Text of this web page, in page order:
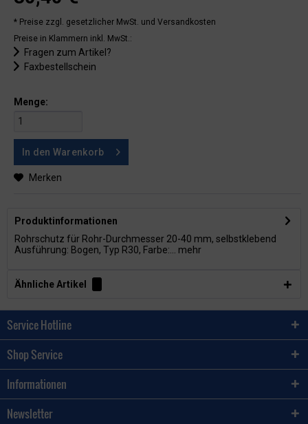
* Preise zzgl. gesetzlicher MwSt. und Versandkosten
Preise in Klammern inkl. MwSt.:
Fragen zum Artikel?
Faxbestellschein
Menge:
In den Warenkorb
Merken
Produktinformationen
Rohrschutz für Rohr-Durchmesser 20-40 mm, selbstklebend
Ausführung: Bogen, Typ R30, Farbe:...
mehr
Ähnliche Artikel
Service Hotline
Shop Service
Informationen
Newsletter